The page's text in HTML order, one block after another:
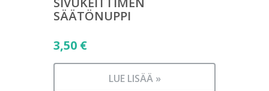
SÄÄTÖNUPPI
3,50 €
LUE LISÄÄ »